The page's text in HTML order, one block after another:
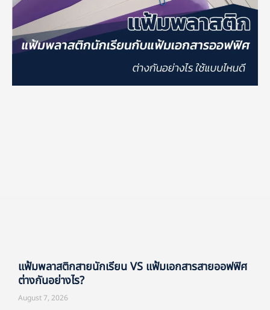
แฟ้มพลาสติกสายนักเรียน VS แฟ้มเอกสารสายออฟฟิศ
ต่างกันอย่างไร?
August 7, 2026